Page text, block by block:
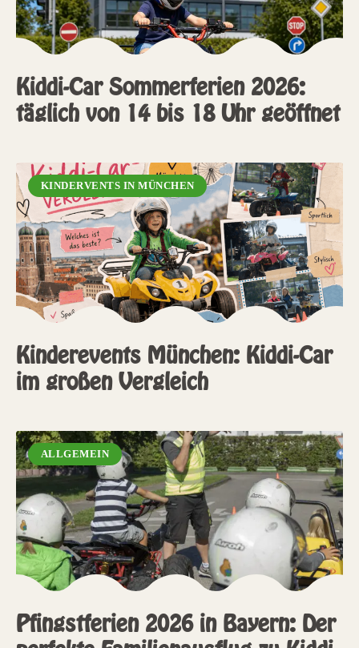
Kiddi-Car Sommerferien 2026:
täglich von 14 bis 18 Uhr geöffnet
KINDERVENTS IN MÜNCHEN
Kinderevents München: Kiddi-Car
im großen Vergleich
ALLGEMEIN
Pfingstferien 2026 in Bayern: Der